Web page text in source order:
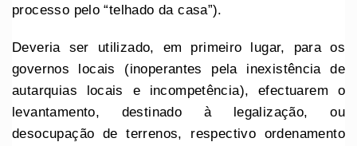
processo pelo “telhado da casa”).
Deveria ser utilizado, em primeiro lugar, para os
governos locais (inoperantes pela inexistência de
autarquias locais e incompetência), efectuarem o
levantamento, destinado à legalização, ou
desocupação de terrenos, respectivo ordenamento